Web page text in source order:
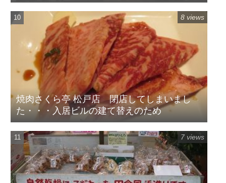
焼肉さくら亭 松戸店 閉店してしまいまし
た・・・入居ビルの建て替えのため
8 views
7 views